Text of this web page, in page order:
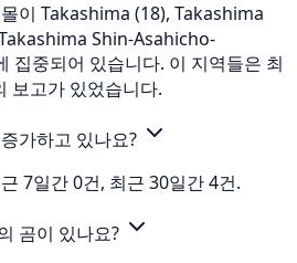
이 Takashima (18), Takashima
Shin-Asahicho-
중되어 있습니다. 이 지역들은 최
보고가 있었습니다.
가하고 있나요?
7일간 0건, 최근 30일간 4건.
곰이 있나요?